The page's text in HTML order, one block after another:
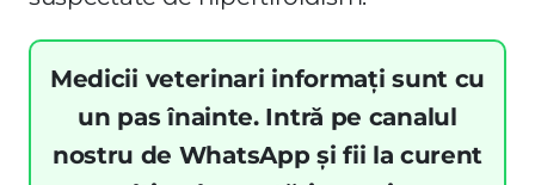
Medicii veterinari informați sunt cu
un pas înainte. Intră pe canalul
nostru de WhatsApp și fii la curent